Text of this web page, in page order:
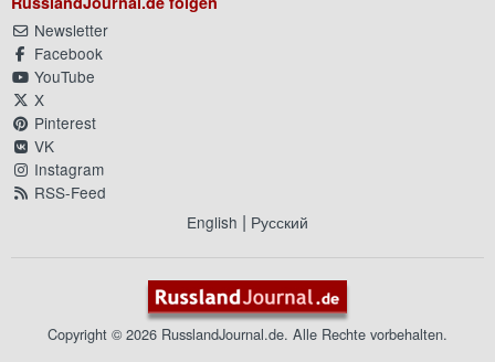
Newsletter
Facebook
YouTube
X
Pinterest
VK
Instagram
RSS-Feed
English | Русский
Copyright © 2026 RusslandJournal.de. Alle Rechte vorbehalten.